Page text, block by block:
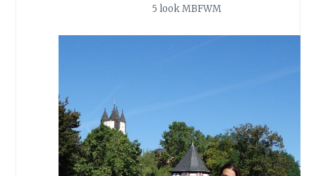
5 look MBFWM